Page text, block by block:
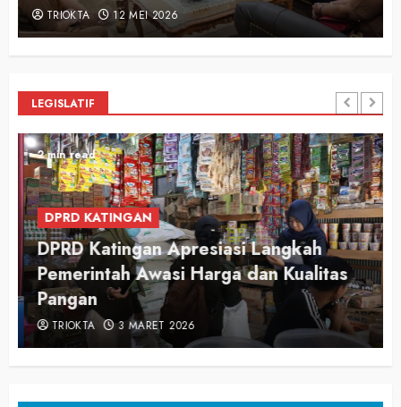
TRIOKTA 12 MEI 2026
LEGISLATIF
2 min read
DPRD KATINGAN
DPRD Katingan Apresiasi Langkah
Pemerintah Awasi Harga dan Kualitas
Pangan
TRIOKTA 3 MARET 2026